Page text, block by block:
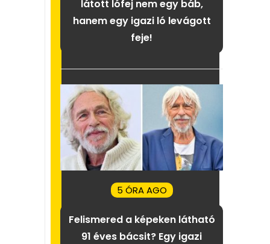
látott lófej nem egy báb,
hanem egy igazi ló levágott
feje!
5 ÓRA AGO
Felismered a képeken látható
91 éves bácsit? Egy igazi